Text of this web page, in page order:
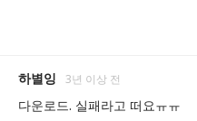
하별잉 3년 이상 전
다운로드. 실패라고 떠요ㅠㅠ